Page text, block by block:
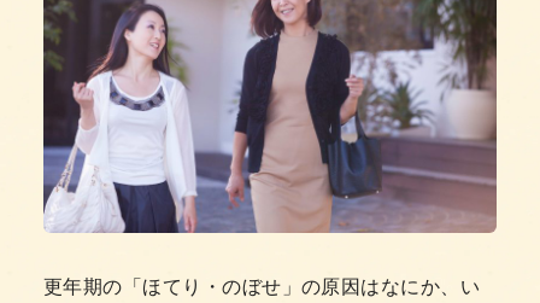
更年期の「ほてり・のぼせ」の原因はなにか、い